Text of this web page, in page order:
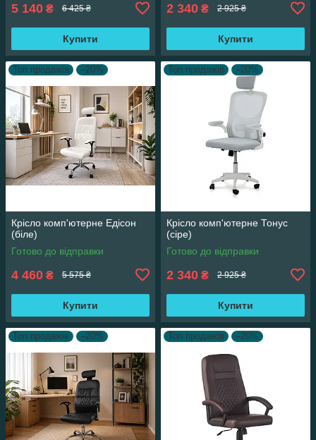
5 140 ₴ 6 425 ₴
Купити
2 340 ₴ 2 925 ₴
Купити
Топ продажів –20%
Крісло комп'ютерне Едісон
(біле)
Готово до відправки
4 460 ₴ 5 575 ₴
Купити
Топ продажів –20%
Крісло комп'ютерне Тонус
(сіре)
Готово до відправки
2 340 ₴ 2 925 ₴
Купити
Топ продажів –20% Топ продажів –20%